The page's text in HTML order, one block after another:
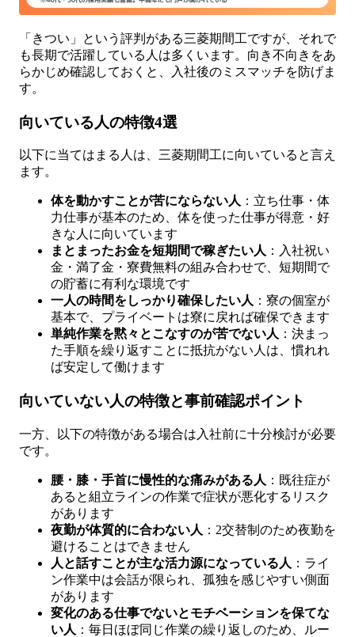
「きつい」という評判がある三菱期間工ですが、それで
も長期で活躍している人は多くいます。向き不向きをあ
らかじめ確認しておくと、入社後のミスマッチを防げま
す。
向いている人の特徴4選
以下に当てはまる人は、三菱期間工に向いていると言え
ます。
体を動かすことが苦にならない人 ：立ち仕事・体
力仕事が基本のため、体を使った仕事が得意・好
きな人に向いています
まとまったお金を短期間で稼ぎたい人 ：入社祝い
金・満了金・寮費無料の組み合わせで、短期間で
の貯蓄に有利な環境です
一人の時間をしっかり確保したい人 ：寮の個室が
基本で、プライベートは寮に戻れば確保できます
単純作業を黙々とこなすのが苦でない人 ：決まっ
た手順を繰り返すことに抵抗がない人は、慣れれ
ば安定して働けます
向いていない人の特徴と事前確認ポイント
一方、以下の特徴がある場合は入社前に十分検討が必要
です。
腰・膝・手首に慢性的な痛みがある人 ：既往症が
あると組立ラインの作業で症状が悪化するリスク
があります
夜勤が体質的に合わない人 ：2交替制のため夜勤を
避けることはできません
人と話すことが主な活力源になっている人 ：ライ
ン作業中は会話が限られ、孤独を感じやすい側面
があります
変化のある仕事でないとモチベーションを保てな
い人 ：毎日ほぼ同じ作業の繰り返しのため、ルー